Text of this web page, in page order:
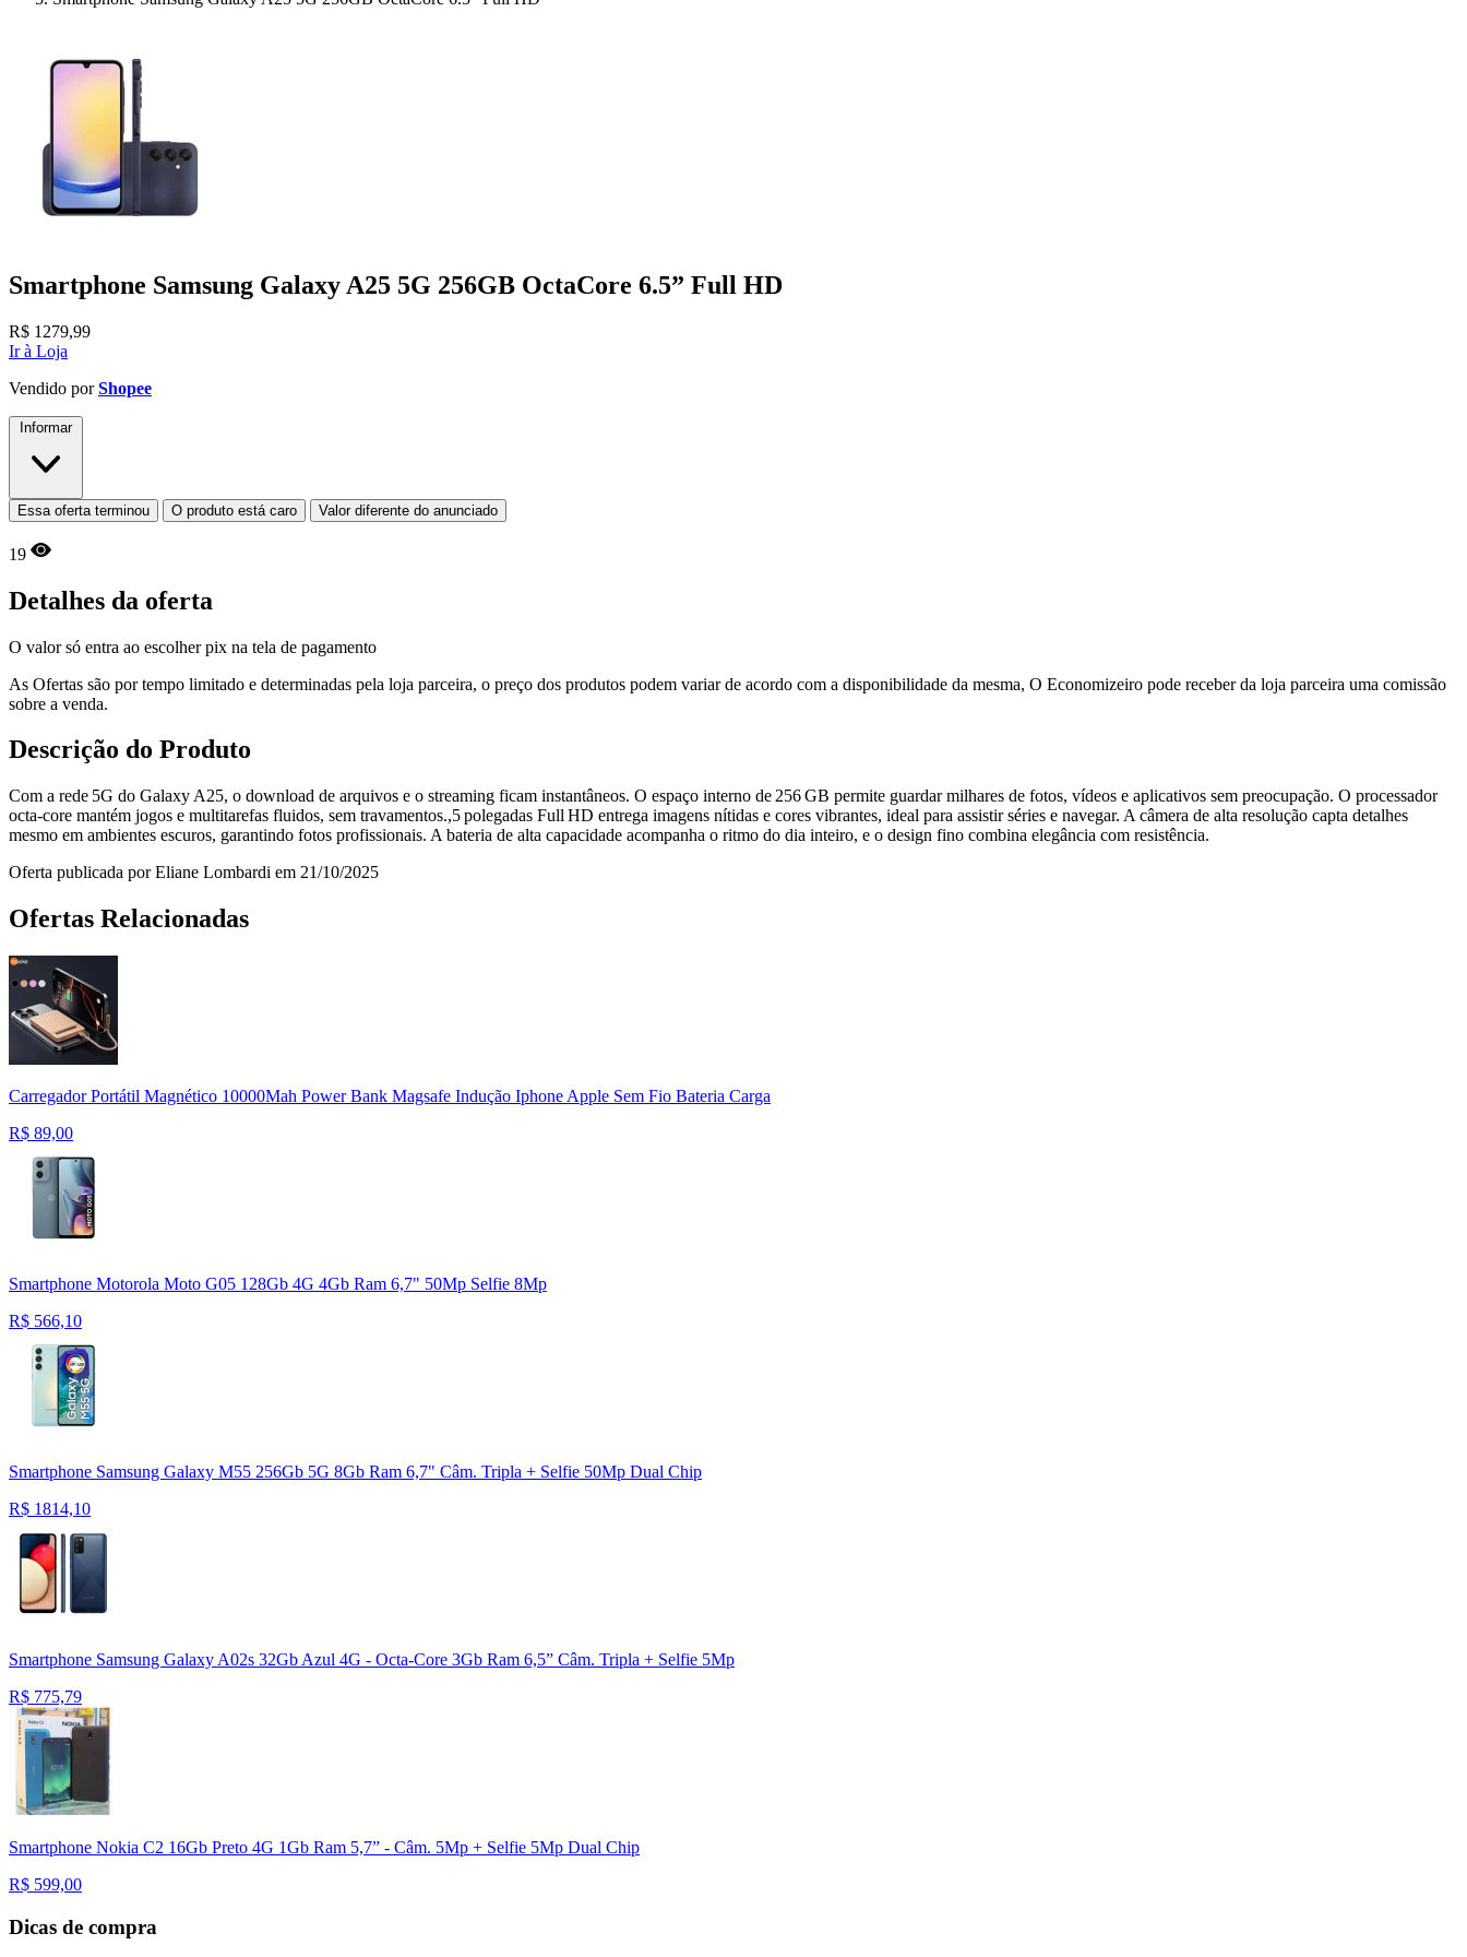
Smartphone Samsung Galaxy A25 5G 256GB OctaCore 6.5” Full HD
R$ 1279,99
Ir à Loja
Vendido porShopee
Informar
Essa oferta terminou O produto está caro Valor diferente do anunciado
19
Detalhes da oferta
O valor só entra ao escolher pix na tela de pagamento
As Ofertas são por tempo limitado e determinadas pela loja parceira, o preço dos produtos podem variar de acordo com a disponibilidade da mesma, O Economizeiro pode receber da loja parceira uma comissão
sobre a venda.
Descrição do Produto
Com a rede 5G do Galaxy A25, o download de arquivos e o streaming ficam instantâneos. O espaço interno de 256 GB permite guardar milhares de fotos, vídeos e aplicativos sem preocupação. O processador
octa‑core mantém jogos e multitarefas fluidos, sem travamentos.,5 polegadas Full HD entrega imagens nítidas e cores vibrantes, ideal para assistir séries e navegar. A câmera de alta resolução capta detalhes
mesmo em ambientes escuros, garantindo fotos profissionais. A bateria de alta capacidade acompanha o ritmo do dia inteiro, e o design fino combina elegância com resistência.
Oferta publicada por Eliane Lombardi em 21/10/2025
Ofertas Relacionadas
Carregador Portátil Magnético 10000Mah Power Bank Magsafe Indução Iphone Apple Sem Fio Bateria Carga
R$ 89,00
Smartphone Motorola Moto G05 128Gb 4G 4Gb Ram 6,7" 50Mp Selfie 8Mp
R$ 566,10
Smartphone Samsung Galaxy M55 256Gb 5G 8Gb Ram 6,7" Câm. Tripla + Selfie 50Mp Dual Chip
R$ 1814,10
Smartphone Samsung Galaxy A02s 32Gb Azul 4G - Octa-Core 3Gb Ram 6,5” Câm. Tripla + Selfie 5Mp
R$ 775,79
Smartphone Nokia C2 16Gb Preto 4G 1Gb Ram 5,7” - Câm. 5Mp + Selfie 5Mp Dual Chip
R$ 599,00
Dicas de compra